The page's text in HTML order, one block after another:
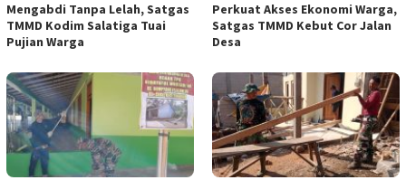
Mengabdi Tanpa Lelah, Satgas
TMMD Kodim Salatiga Tuai
Pujian Warga
Perkuat Akses Ekonomi Warga,
Satgas TMMD Kebut Cor Jalan
Desa